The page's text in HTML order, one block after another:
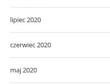
lipiec 2020
czerwiec 2020
maj 2020